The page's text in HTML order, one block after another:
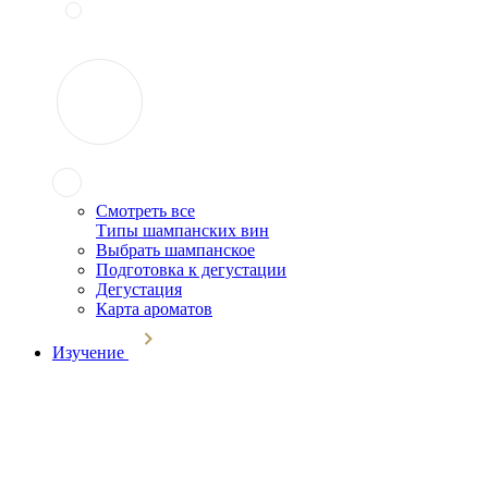
Смотреть все
Типы шампанских вин
Выбрать шампанское
Подготовка к дегустации
Дегустация
Карта ароматов
Изучение